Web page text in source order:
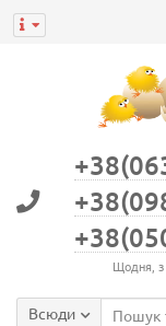
Щодня, з
Всюди